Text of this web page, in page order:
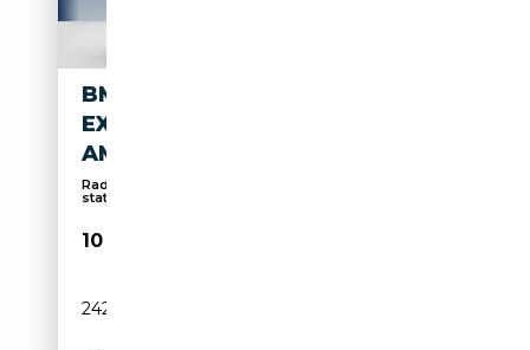
BMW X3 XDRIVE20I HIGH
EXECUTIVE | PANO |
AMBIENTE | CAMER
Radio, Sièges sport, Caméra d'aide au
stationnemen...
10 440€
242 728 km